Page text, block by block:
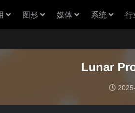
图形 媒体 系统 行
Lunar